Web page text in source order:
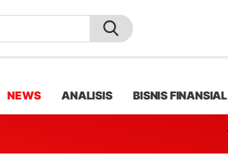
NEWS ANALISIS BISNIS FINANSIAL